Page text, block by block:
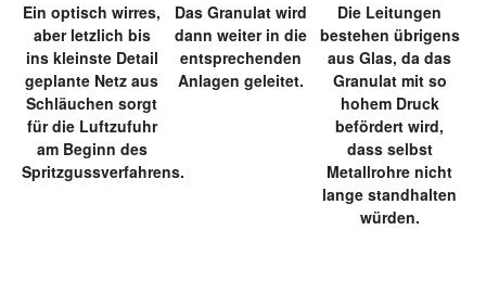
Ein optisch wirres,
aber letzlich bis
ins kleinste Detail
geplante Netz aus
Schläuchen sorgt
für die Luftzufuhr
am Beginn des
Spritzgussverfahrens.
Das Granulat wird
dann weiter in die
entsprechenden
Anlagen geleitet.
Die Leitungen
bestehen übrigens
aus Glas, da das
Granulat mit so
hohem Druck
befördert wird,
dass selbst
Metallrohre nicht
lange standhalten
würden.